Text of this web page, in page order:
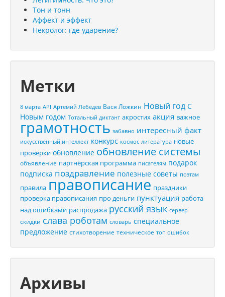
Тон и тонн
Аффект и эффект
Некролог: где ударение?
Метки
8 марта API Артемий Лебедев Вася Ложкин Новый год С
Новым годом Тотальный диктант акростих акция важное
грамотность забавно интересный факт
искусственный интеллект конкурс космос литература новые
проверки обновление обновление системы
объявление партнёрская программа писателям подарок
подписка поздравление полезные советы поэтам
правила правописание праздники
проверка правописания про деньги пунктуация работа
над ошибками распродажа русский язык сервер
скидки слава роботам словарь специальное
предложение стихотворение техническое топ ошибок
Архивы